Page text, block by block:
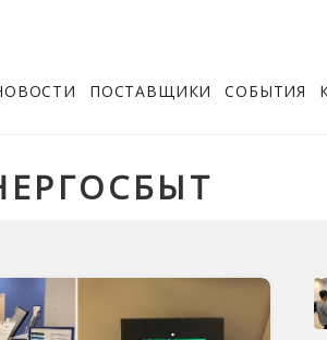
ПОСТАВЩИКИ СОБЫТИЯ